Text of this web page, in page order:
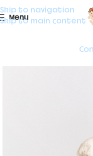
Skip to navigation
Skip to main content
Menu